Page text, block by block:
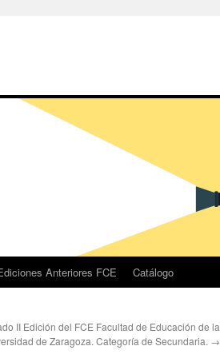
Anteriores FCE Catálogo
II Edición del FCE Facultad de Educación de la
de Zaragoza. Categoría de Secundaria. →